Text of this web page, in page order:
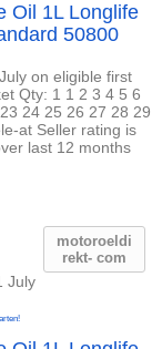
Oil 1L Longlife
50800
on eligible first
Qty: 1 1 2 3 4 5 6
24 25 26 27 28 29
at Seller rating is
last 12 months
motoroeldi
rekt- com
July